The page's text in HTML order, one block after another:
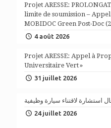
Projet ARESSE:
limite de soumission –
MOBIDOC Green Post-Doc
4 août 2026
Projet ARESSE: Appel à
Universitaire Vert »
31 juillet 2026
استشارة لاقتناء سيارة وظيفية
24 juillet 2026